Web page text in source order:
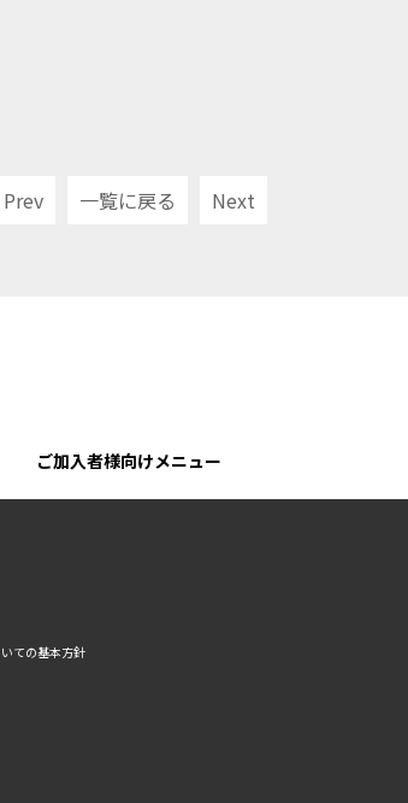
Prev 一覧に戻る Next
ご加入者様向けメニュー
ての基本方針